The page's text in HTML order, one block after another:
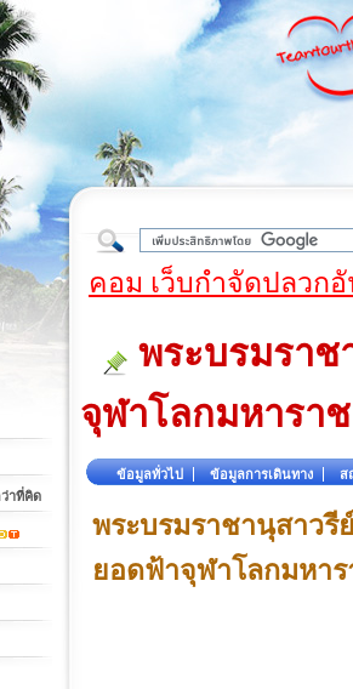
คอม เว็บกำจัดปลวก
พระบรมราช
จุฬาโลกมหาราช
ข้อมูลทั่วไป ข้อมูลการเดินทาง ส
พระบรมราชานุสาวรี
ยอดฟ้าจุฬาโลกมหา
าที่คิด